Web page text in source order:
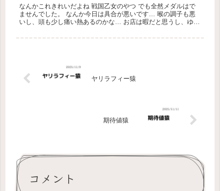
なんかこれきれいだよね 戦国乙女のやつ でも全然メダルはで
ませんでした。 なんか今日は具合が悪いです… 喉の調子も悪
いし、頭も少し痛い熱あるのかな… お店は暇だと思うし、ゆっ
ヤリラフィー猿
期待値猿
コメント